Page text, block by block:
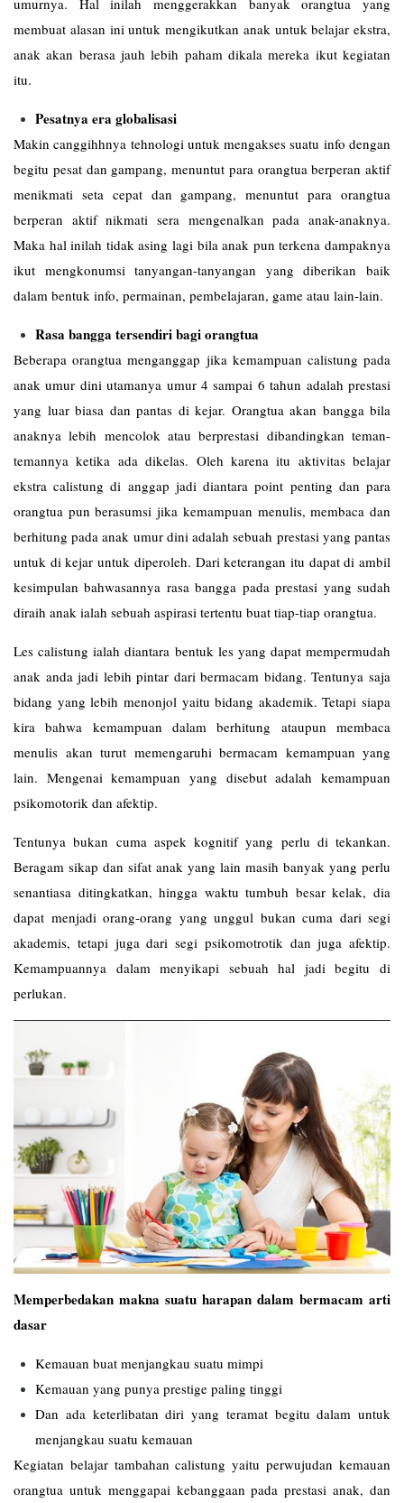
membuat alasan ini untuk mengikutkan anak untuk belajar ekstra,
anak akan berasa jauh lebih paham dikala mereka ikut kegiatan
itu.
Pesatnya era globalisasi
Makin canggihhnya tehnologi untuk mengakses suatu info dengan
begitu pesat dan gampang, menuntut para orangtua berperan aktif
menikmati seta cepat dan gampang, menuntut para orangtua
berperan aktif nikmati sera mengenalkan pada anak-anaknya.
Maka hal inilah tidak asing lagi bila anak pun terkena dampaknya
ikut mengkonumsi tanyangan-tanyangan yang diberikan baik
dalam bentuk info, permainan, pembelajaran, game atau lain-lain.
Rasa bangga tersendiri bagi orangtua
Beberapa orangtua menganggap jika kemampuan calistung pada
anak umur dini utamanya umur 4 sampai 6 tahun adalah prestasi
yang luar biasa dan pantas di kejar. Orangtua akan bangga bila
anaknya lebih mencolok atau berprestasi dibandingkan teman-
temannya ketika ada dikelas. Oleh karena itu aktivitas belajar
ekstra calistung di anggap jadi diantara point penting dan para
orangtua pun berasumsi jika kemampuan menulis, membaca dan
berhitung pada anak umur dini adalah sebuah prestasi yang pantas
untuk di kejar untuk diperoleh. Dari keterangan itu dapat di ambil
kesimpulan bahwasannya rasa bangga pada prestasi yang sudah
diraih anak ialah sebuah aspirasi tertentu buat tiap-tiap orangtua.
Lescalistung ialah diantara bentuk les yang dapat mempermudah
anak anda jadi lebih pintar dari bermacam bidang. Tentunya saja
bidang yang lebih menonjol yaitu bidang akademik. Tetapi siapa
kira bahwa kemampuan dalam berhitung ataupun membaca
menulis akan turut memengaruhi bermacam kemampuan yang
lain. Mengenai kemampuan yang disebut adalah kemampuan
psikomotorik dan afektip.
Tentunya bukan cuma aspek kognitif yang perlu di tekankan.
Beragam sikap dan sifat anak yang lain masih banyak yang perlu
senantiasa ditingkatkan, hingga waktu tumbuh besar kelak, dia
dapat menjadi orang-orang yang unggul bukan cuma dari segi
akademis, tetapi juga dari segi psikomotrotik dan juga afektip.
Kemampuannya dalam menyikapi sebuah hal jadi begitu di
perlukan.
Memperbedakan makna suatu harapan dalam bermacam arti
dasar
Kemauan buat menjangkau suatu mimpi
Kemauan yang punya prestige paling tinggi
Dan ada keterlibatan diri yang teramat begitu dalam untuk
menjangkau suatu kemauan
Kegiatan belajar tambahan calistung yaitu perwujudan kemauan
orangtua untuk menggapai kebanggaan pada prestasi anak, dan